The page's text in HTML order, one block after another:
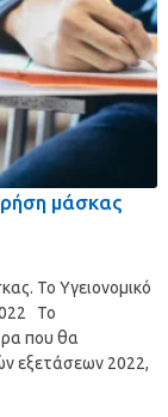
μάσκας
Το Υγειονομικό
Το
που θα
εξετάσεων 2022,